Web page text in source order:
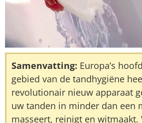
Samenvatting: Europa’s
gebied van de tandhygiëne
revolutionair nieuw apparaat
uw tanden in minder dan een
masseert, reinigt en witmaakt.